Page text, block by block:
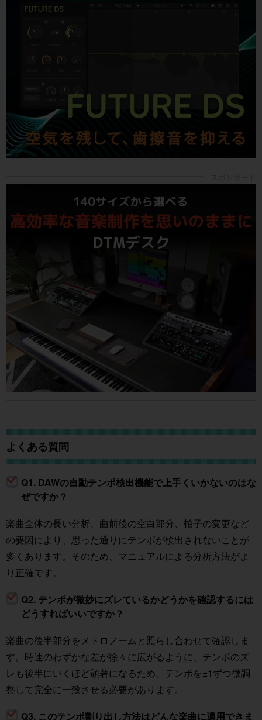
よくある質問
Q1. DAWの自動テンポ検出機能で上手くいかないのはな
ぜですか？
楽曲全体の長い分析、曲前後の空白部分、拍子の変更など
の要因により、思った通りにテンポが検出されないことが
多くあります。そのため、マニュアルによる分析方法がよ
り正確です。
Q2. テンポが微妙にズレているかどうかを確認するには
どうすればいいですか？
楽曲の後半部分をメトロノームと照らし合わせて確認しま
す。時速のわずかな差が徐々に広がるように、テンポのズ
レも後半にいくほど顕著になるため、テンポを±1ずつ微調
整して完全に一致させる必要があります。
Q3. このテンポ割り出し方法はどんな楽曲に適用できま